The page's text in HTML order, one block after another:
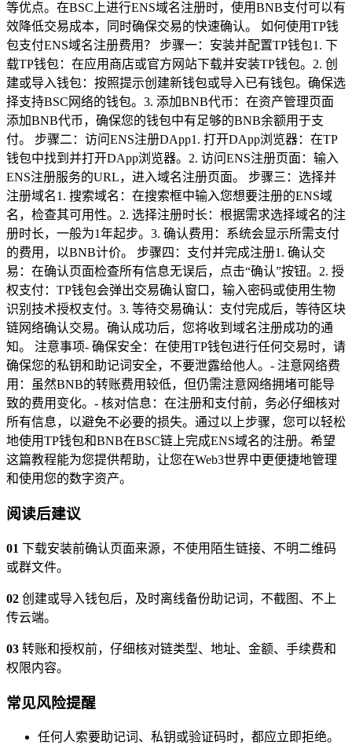
等优点。在BSC上进行ENS域名注册时，使用BNB支付可以有
效降低交易成本，同时确保交易的快速确认。 如何使用TP钱
包支付ENS域名注册费用？ 步骤一：安装并配置TP钱包1. 下
载TP钱包：在应用商店或官方网站下载并安装TP钱包。2. 创
建或导入钱包：按照提示创建新钱包或导入已有钱包。确保选
择支持BSC网络的钱包。3. 添加BNB代币：在资产管理页面
添加BNB代币，确保您的钱包中有足够的BNB余额用于支
付。 步骤二：访问ENS注册DApp1. 打开DApp浏览器：在TP
钱包中找到并打开DApp浏览器。2. 访问ENS注册页面：输入
ENS注册服务的URL，进入域名注册页面。 步骤三：选择并
注册域名1. 搜索域名：在搜索框中输入您想要注册的ENS域
名，检查其可用性。2. 选择注册时长：根据需求选择域名的注
册时长，一般为1年起步。3. 确认费用：系统会显示所需支付
的费用，以BNB计价。 步骤四：支付并完成注册1. 确认交
易：在确认页面检查所有信息无误后，点击“确认”按钮。2. 授
权支付：TP钱包会弹出交易确认窗口，输入密码或使用生物
识别技术授权支付。3. 等待交易确认：支付完成后，等待区块
链网络确认交易。确认成功后，您将收到域名注册成功的通
知。 注意事项- 确保安全：在使用TP钱包进行任何交易时，请
确保您的私钥和助记词安全，不要泄露给他人。- 注意网络费
用：虽然BNB的转账费用较低，但仍需注意网络拥堵可能导
致的费用变化。- 核对信息：在注册和支付前，务必仔细核对
所有信息，以避免不必要的损失。通过以上步骤，您可以轻松
地使用TP钱包和BNB在BSC链上完成ENS域名的注册。希望
这篇教程能为您提供帮助，让您在Web3世界中更便捷地管理
和使用您的数字资产。
阅读后建议
01 下载安装前确认页面来源，不使用陌生链接、不明二维码
或群文件。
02 创建或导入钱包后，及时离线备份助记词，不截图、不上
传云端。
03 转账和授权前，仔细核对链类型、地址、金额、手续费和
权限内容。
常见风险提醒
任何人索要助记词、私钥或验证码时，都应立即拒绝。